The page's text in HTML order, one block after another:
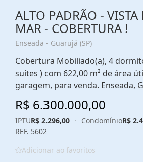
ALTO PADRÃO - VISTA
MAR - COBERTURA !
Enseada - Guarujá (SP)
Cobertura Mobiliado(a), 4
suítes ) com 622,00 m² de área
garagem, para venda. Enseada,
R$ 6.300.000,00
IPTUR$ 2.296,00 · CondomínioR$
REF. 5602
Adicionar ao favoritos